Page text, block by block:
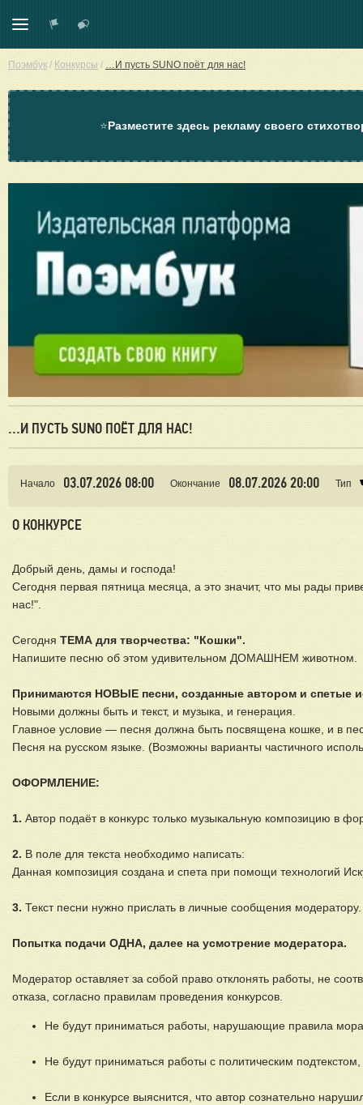
Поэмбук / Конкурсы / …И пусть SUNO поёт для нас!
⭐Разместите здесь рекламу своего
…И ПУСТЬ SUNO ПОЁТ ДЛЯ НАС!
Начало 03.07.2026 08:00 Окончание 08.07.2026 20:00 Тип
О КОНКУРСЕ
Добрый день, дамы и господа!
Сегодня первая пятница месяца, а это значит, что мы рады
нас!".
Сегодня ТЕМА для творчества: "Кошки".
Напишите песню об этом удивительном ДОМАШНЕМ животном.
Принимаются НОВЫЕ песни, созданные автором и спетые
Новыми должны быть и текст, и музыка, и генерация.
Главное условие — песня должна быть посвящена кошке, и в
Песня на русском языке. (Возможны варианты частичного
ОФОРМЛЕНИЕ:
1. Автор подаёт в конкурс только музыкальную композицию в
2. В поле для текста необходимо написать:
Данная композиция создана и спета при помощи технологий
3. Текст песни нужно прислать в личные сообщения
Попытка подачи ОДНА, далее на усмотрение модератора.
Модератор оставляет за собой право отклонять работы, не
отказа, согласно правилам проведения конкурсов.
Не будут приниматься работы, нарушающие правила
Не будут приниматься работы с политическим
Если в конкурсе выяснится, что автор сознательно